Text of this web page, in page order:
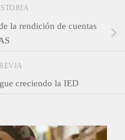
la rendición de cuentas
creciendo la IED